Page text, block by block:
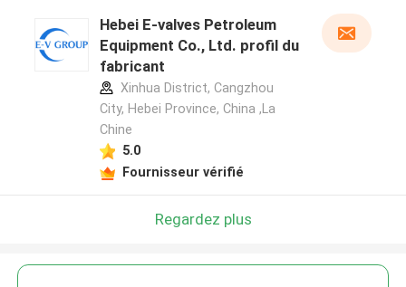
Hebei E-valves Petroleum
Equipment Co., Ltd. profil du
fabricant
Xinhua District, Cangzhou
City, Hebei Province, China ,La
Chine
5.0
Fournisseur vérifié
Regardez plus